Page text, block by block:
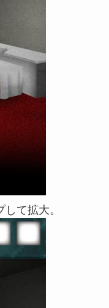
て拡大。